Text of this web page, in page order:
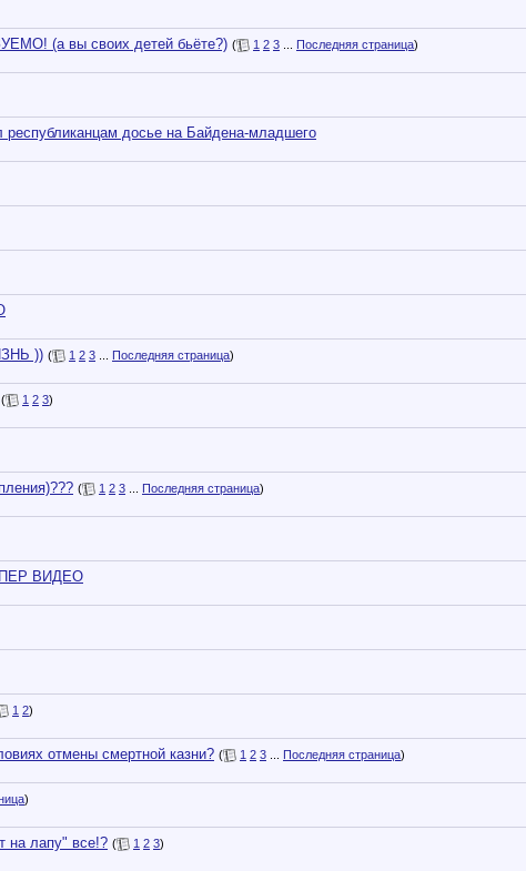
(а вы своих детей бьёте?) ( 1 2 3 Последняя страница)
досье на Байдена-младшего
)) ( 1 2 3 Последняя страница)
( 1 2 3)
( 1 2 3 Последняя страница)
ВИДЕО
1 2)
отмены смертной казни? ( 1 2 3 Последняя страница)
)
на лапу" все!? ( 1 2 3)